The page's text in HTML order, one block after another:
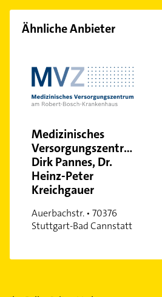
Sillenbuch
Untertürkheim
Weilimdorf
West
Zuffenhausen
Ähnliche Anbieter
Medizinisches
Versorgungszentrum
Dirk Pannes, Dr.
Heinz-Peter
Kreichgauer
Auerbachstr. • 70376
Stuttgart-Bad Cannstatt